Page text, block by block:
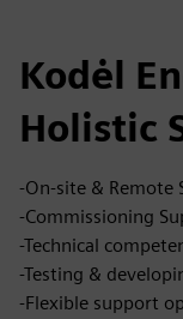
Kodėl
Holistic
-On-site & Remote
-Commissioning
-Technical
-Testing &
-Flexible support